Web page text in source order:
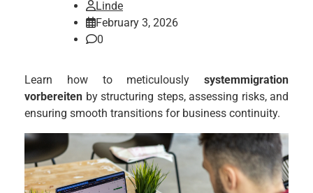
Linde
February 3, 2026
0
Learn how to meticulously systemmigration
vorbereiten by structuring steps, assessing risks, and
ensuring smooth transitions for business continuity.